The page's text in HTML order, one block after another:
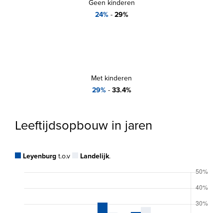
Geen kinderen
24%- 29%
Met kinderen
29%- 33.4%
Leeftijdsopbouw in jaren
Leyenburg t.o.v Landelijk.